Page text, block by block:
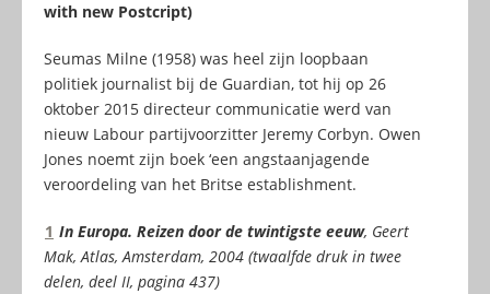
with new Postcript)
Seumas Milne (1958) was heel zijn loopbaan
politiek journalist bij de Guardian, tot hij op 26
oktober 2015 directeur communicatie werd van
nieuw Labour partijvoorzitter Jeremy Corbyn. Owen
Jones noemt zijn boek ‘een angstaanjagende
veroordeling van het Britse establishment.
1 In Europa. Reizen door de twintigste eeuw, Geert
Mak, Atlas, Amsterdam, 2004 (twaalfde druk in twee
delen, deel II, pagina 437)